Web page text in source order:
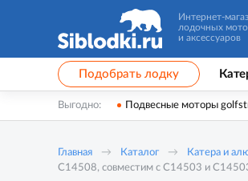
Интернет-
лодочных
и аксессуаров
Подобрать лодку
Выгодно: Подвесные моторы
Главная Каталог Катера и
C14508, совместим с C14503 и